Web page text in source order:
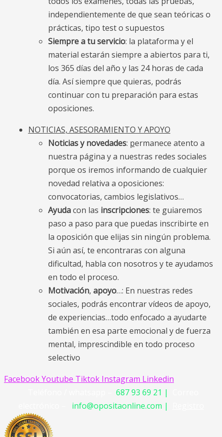
independientemente de que sean teóricas o
prácticas, tipo test o supuestos
Siempre a tu servicio: la plataforma y el
material estarán siempre a abiertos para ti,
los 365 días del año y las 24 horas de cada
día. Así siempre que quieras, podrás
continuar con tu preparación para estas
oposiciones.
NOTICIAS, ASESORAMIENTO Y APOYO
Noticias y novedades: permanece atento a
nuestra página y a nuestras redes sociales
porque os iremos informando de cualquier
novedad relativa a oposiciones:
convocatorias, cambios legislativos…
Ayudacon las inscripciones: te guiaremos
paso a paso para que puedas inscribirte en
la oposición que elijas sin ningún problema.
Si aún así, te encontraras con alguna
dificultad, habla con nosotros y te ayudamos
en todo el proceso.
Motivación, apoyo…: En nuestras redes
sociales, podrás encontrar vídeos de apoyo,
de experiencias…todo enfocado a ayudarte
también en esa parte emocional y de fuerza
mental, imprescindible en todo proceso
selectivo
FacebookYoutube Tiktok Instagram Linkedin
687 93 69 21 |
info@opositaonline.com |